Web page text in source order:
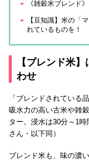
《雑穀米ブレンド
【豆知識】米の「
れているものを！
【ブレンド米
わせ
「ブレンドされている
吸水力の高い古米や雑
ター。浸水は30分～1
さん・以下同）
ブレンド米も、味の濃